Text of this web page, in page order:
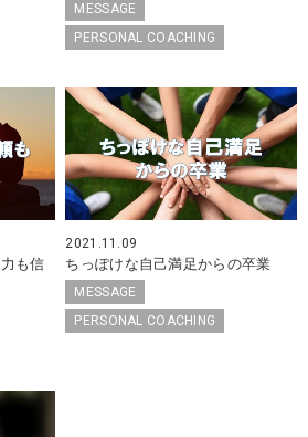
MESSAGE
PERSONAL COACHING
も信
2021.11.09
ちっぽけな自己満足からの卒業
MESSAGE
PERSONAL COACHING